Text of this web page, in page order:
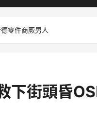
零件商厥男人
下街頭昏